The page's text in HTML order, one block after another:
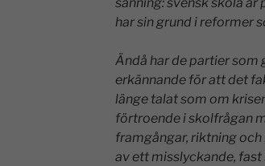
har sin grund i reformer
Ändå har de partier
erkännande för att det
länge talat som om
förtroende i skolfrågan
framgångar, riktning
av ett misslyckande,